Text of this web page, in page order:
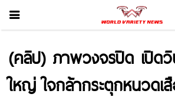
(คลิป) ภาพวงจรปิด เปิด
ใหญ่ ใจกล้ากระตุกหนวดเ